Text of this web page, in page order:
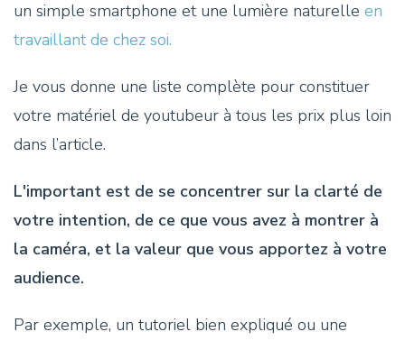
un simple smartphone et une lumière naturelle en
travaillant de chez soi.
Je vous donne une liste complète pour constituer
votre matériel de youtubeur à tous les prix plus loin
dans l’article.
L'important est de se concentrer sur la clarté de
votre intention, de ce que vous avez à montrer à
la caméra, et la valeur que vous apportez à votre
audience.
Par exemple, un tutoriel bien expliqué ou une